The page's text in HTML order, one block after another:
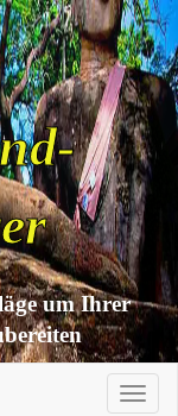
um Ihrer